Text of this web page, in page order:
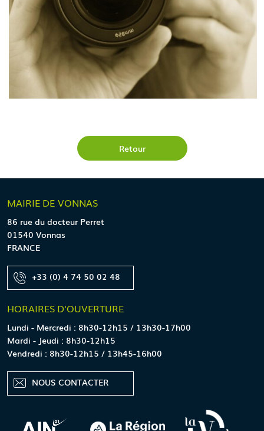
Retour
MAIRIE DE VONNAS
86 rue du docteur Perret
01540 Vonnas
FRANCE
+33 (0) 4 74 50 02 48
HORAIRES D'OUVERTURE
Lundi - Mercredi : 8h30-12h15 / 13h30-17h00
Mardi - Jeudi : 8h30-12h15
Vendredi : 8h30-12h15 / 13h45-16h00
NOUS CONTACTER